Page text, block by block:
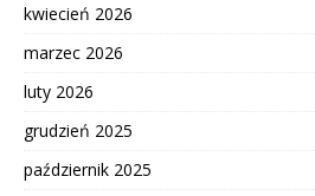
kwiecień 2026
marzec 2026
luty 2026
grudzień 2025
październik 2025